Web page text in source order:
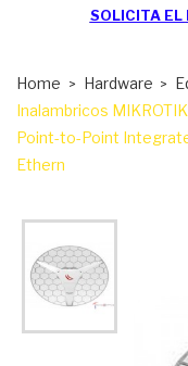
SOLICITA EL
Home Hardware
Inalambricos
Point-to-Point
Ethern